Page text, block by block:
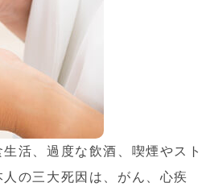
活、過度な飲酒、喫煙やスト
の三大死因は、がん、心疾